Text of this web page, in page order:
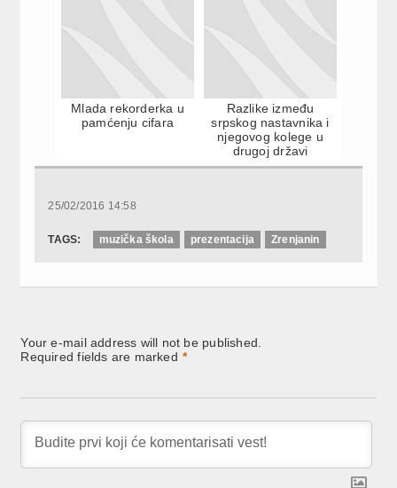
Mlada rekorderka u
pamćenju cifara
Razlike između
srpskog nastavnika i
njegovog kolege u
drugoj državi
25/02/2016 14:58
TAGS: muzička škola prezentacija Zrenjanin
Your e-mail address will not be published.
Required fields are marked *